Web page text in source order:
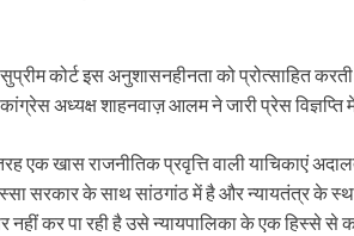
कोर्ट इस अनुशासनहीनता को प्रोत्साहित
अध्यक्ष शाहनवाज़ आलम ने जारी प्रेस विज्ञप्ति
खास राजनीतिक प्रवृत्ति वाली याचिकाएं अदालतों
सरकार के साथ सांठगांठ में है और न्यायतंत्र के
कर पा रही है उसे न्यायपालिका के एक हिस्से से